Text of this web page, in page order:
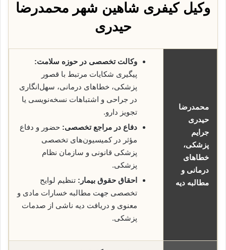
وکیل کیفری شاهین شهر محمدرضا
حیدری
محمدرضا
حیدری
جرایم
پزشکی،
خطاهای
درمانی و
مطالبه دیه
وکالت تخصصی در حوزه سلامت:
پیگیری شکایات مرتبط با قصور
پزشکی، خطاهای درمانی، سهل‌انگاری
در جراحی و اشتباهات نسخه‌نویسی یا
تجویز دارو.
دفاع در مراجع تخصصی: حضور و دفاع
مؤثر در کمیسیون‌های تخصصی
پزشکی قانونی و سازمان نظام
پزشکی.
احقاق حقوق بیمار: تنظیم لوایح
تخصصی جهت مطالبه خسارات مادی و
معنوی و دریافت دیه ناشی از صدمات
پزشکی.